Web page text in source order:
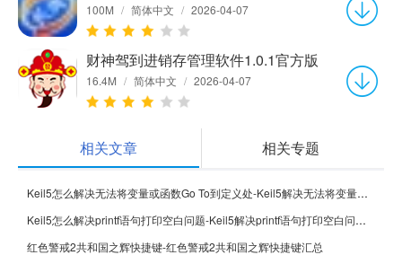
100M / 简体中文 / 2026-04-07
财神驾到进销存管理软件1.0.1官方版
16.4M / 简体中文 / 2026-04-07
相关文章 相关专题
Keil5怎么解决无法将变量或函数Go To到定义处-Keil5解决无法将变量或函数Go To到定义处的方法
Keil5怎么解决printf语句打印空白问题-Keil5解决printf语句打印空白问题的方法
红色警戒2共和国之辉快捷键-红色警戒2共和国之辉快捷键汇总